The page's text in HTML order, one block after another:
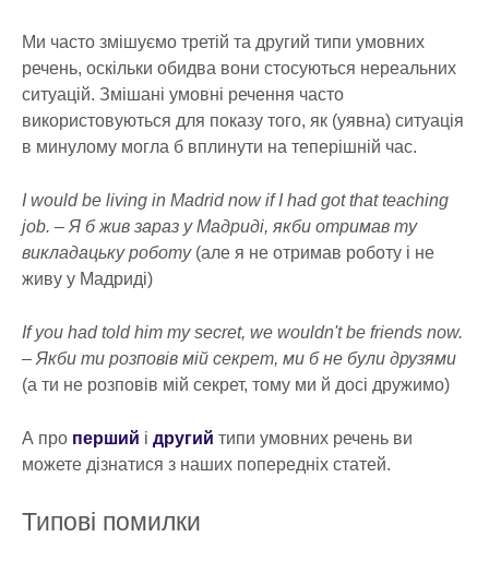
Ми часто змішуємо третій та другий типи умовних
речень, оскільки обидва вони стосуються нереальних
ситуацій. Змішані умовні речення часто
використовуються для показу того, як (уявна) ситуація
в минулому могла б вплинути на теперішній час.
I would be living in Madrid now if I had got that teaching
job. – Я б жив зараз у Мадриді, якби отримав ту
викладацьку роботу(але я не отримав роботу і не
живу у Мадриді)
If you had told him my secret, we wouldn't be friends now.
– Якби ти розповів мій секрет, ми б не були друзями
(а ти не розповів мій секрет, тому ми й досі дружимо)
А про перший і другий типи умовних речень ви
можете дізнатися з наших попередніх статей.
Типові помилки